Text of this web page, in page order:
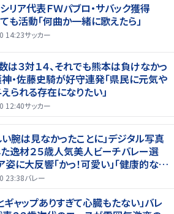
リア代表ＦＷパブロ・サバック獲得
も活動「何曲か一緒に歌えたら」
14:23サッカー
は３対１４、それでも熊本は負けなかっ
・佐藤史騎が好守連発「県民に元気や
られる存在になりたい」
12:40サッカー
い腕は見なかったことに」デジタル写真
逸材２５歳人気美人ビーチバレー選
姿に大反響「かっ！可愛い」「健康的なキ
23:38バレー
ギャップありすぎて心臓もたない」バレ